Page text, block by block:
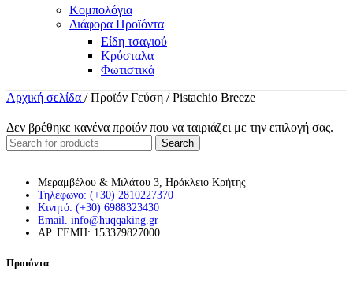
Κομπολόγια
Διάφορα Προϊόντα
Είδη τσαγιού
Κρύσταλα
Φωτιστικά
Αρχική σελίδα / Προϊόν Γεύση / Pistachio Breeze
Δεν βρέθηκε κανένα προϊόν που να ταιριάζει με την επιλογή σας.
Search
Μεραμβέλου & Μιλάτου 3, Ηράκλειο Κρήτης
Τηλέφωνο: (+30) 2810227370
Κινητό: (+30) 6988323430
Email. info@huqqaking.gr
ΑΡ. ΓΕΜΗ: 153379827000
Προιόντα